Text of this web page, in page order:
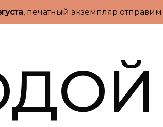
, печатный экземпляр отправим